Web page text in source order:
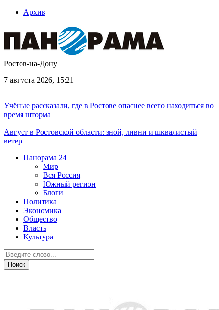
Архив
Ростов-на-Дону
7 августа 2026, 15:21
Учёные рассказали, где в Ростове опаснее всего находиться во
время шторма
Август в Ростовской области: зной, ливни и шквалистый
ветер
Панорама 24
Мир
Вся Россия
Южный регион
Блоги
Политика
Экономика
Общество
Власть
Культура